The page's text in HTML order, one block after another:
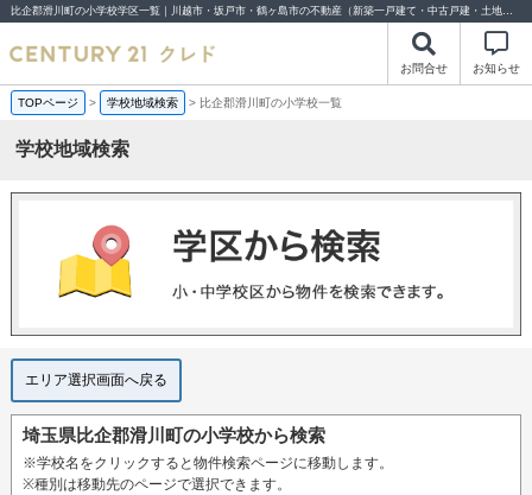
比企郡滑川町の小学校学区一覧｜川越市・坂戸市・鶴ヶ島市の不動産（新築一戸建て・中古戸建・土地・中古マンション）不動産売却はセンチュリー21クレド%
お問合せ お知らせ
TOPページ > 学校地域検索 > 比企郡滑川町の小学校一覧
学校地域検索
エリア選択画面へ戻る
埼玉県比企郡滑川町の小学校から検索
※学校名をクリックすると物件検索ページに移動します。
※種別は移動先のページで選択できます。